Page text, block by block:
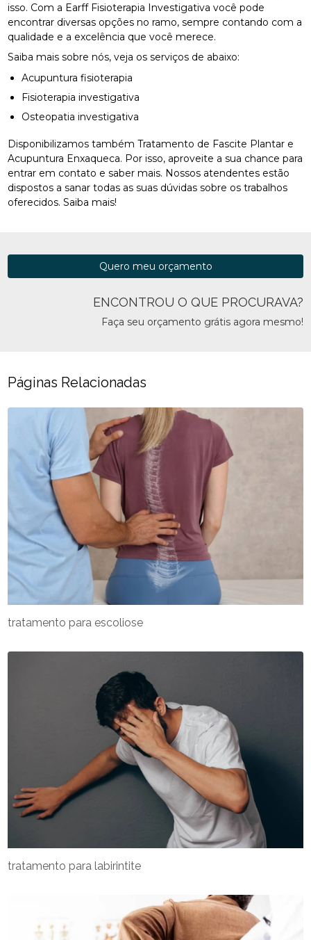
isso. Com a Earff Fisioterapia Investigativa você pode
encontrar diversas opções no ramo, sempre contando com a
qualidade e a excelência que você merece.
Saiba mais sobre nós, veja os serviços de abaixo:
Acupuntura fisioterapia
Fisioterapia investigativa
Osteopatia investigativa
Disponibilizamos também Tratamento de Fascite Plantar e
Acupuntura Enxaqueca. Por isso, aproveite a sua chance para
entrar em contato e saber mais. Nossos atendentes estão
dispostos a sanar todas as suas dúvidas sobre os trabalhos
oferecidos. Saiba mais!
ENCONTROU O QUE PROCURAVA?
Faça seu orçamento grátis agora mesmo!
Quero meu orçamento
Páginas Relacionadas
tratamento para labirintite
tratamento para escoliose